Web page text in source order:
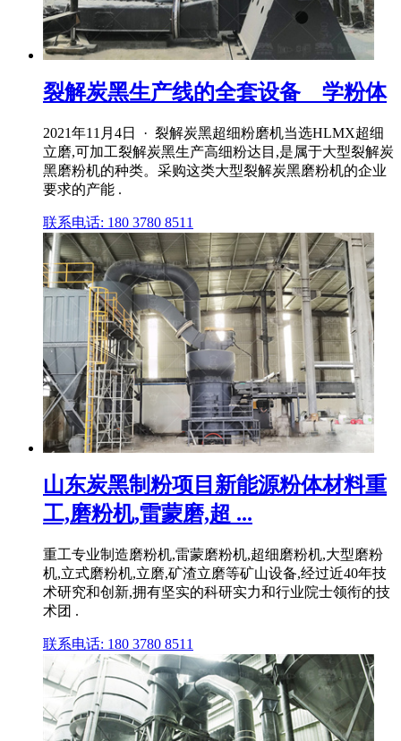
裂解炭黑生产线的全套设备 _ 学粉体
2021年11月4日 · 裂解炭黑超细粉磨机当选HLMX超细
立磨,可加工裂解炭黑生产高细粉达目,是属于大型裂解炭
黑磨粉机的种类。采购这类大型裂解炭黑磨粉机的企业
要求的产能 .
联系电话: 180 3780 8511
山东炭黑制粉项目新能源粉体材料重
工,磨粉机,雷蒙磨,超 ...
重工专业制造磨粉机,雷蒙磨粉机,超细磨粉机,大型磨粉
机,立式磨粉机,立磨,矿渣立磨等矿山设备,经过近40年技
术研究和创新,拥有坚实的科研实力和行业院士领衔的技
术团 .
联系电话: 180 3780 8511